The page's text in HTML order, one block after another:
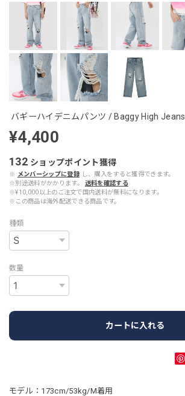
バギーハイデニムパンツ / Baggy High Jeans
¥4,400
132 ショップポイント獲得
※ メンバーシップに登録 し、購入をすると獲得できます。
※別途送料がかかります。
送料を確認する
※¥10,000以上のご注文で国内送料が無料になります。
※この商品は海外配送できる商品です。
種類
数量
カートに入れる
モデル：173cm/53kg/M着用